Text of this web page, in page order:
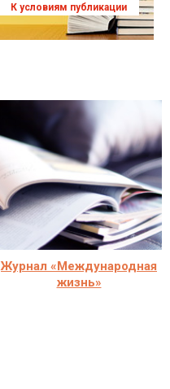
К условиям публикации
Журнал «Международная
жизнь»